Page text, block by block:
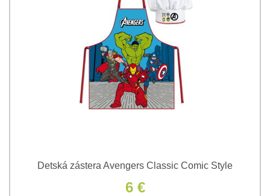
Detská zástera Avengers Classic Comic Style
6 €